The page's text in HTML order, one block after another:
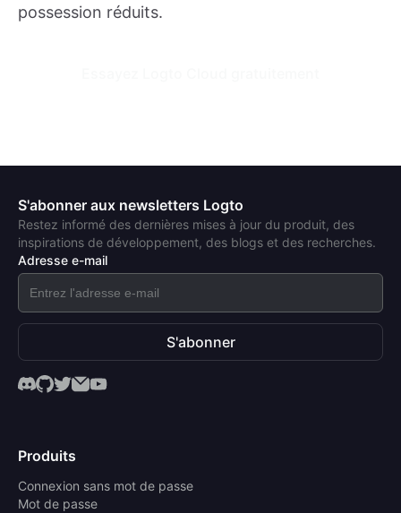
possession réduits.
S'abonner aux newsletters Logto
Restez informé des dernières mises à jour du produit, des
inspirations de développement, des blogs et des recherches.
Adresse e-mail
S'abonner
Produits
Connexion sans mot de passe
Mot de passe